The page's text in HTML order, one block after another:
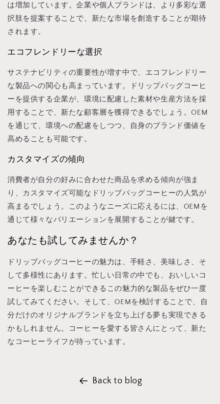
は増加しています。企業や個人ブランドは、より多彩な選
択肢を提案することで、新たな市場を創造することが期待
されます。
エコフレンドリーな選択
サステナビリティの重要性が増す中で、エコフレンドリー
な製品への関心も高まっています。ドリップバッグコーヒ
ーを提供する企業が、環境に配慮した素材や生産方法を採
用することで、新たな顧客層を獲得できるでしょう。OEM
を通じて、環境への配慮をしつつ、自身のブランド価値を
高めることも可能です。
カスタマイズの傾向
消費者が自分の好みに合わせた商品を求める傾向が強ま
り、カスタマイズ可能なドリップバッグコーヒーの人気が
高まるでしょう。このようなニーズに応えるには、OEMを
通じて様々なバリエーションを展開することが鍵です。
あなたも試してみませんか？
ドリップバッグコーヒーの魅力は、手軽さ、美味しさ、そ
して多様性にあります。忙しい日常の中でも、おいしいコ
ーヒーを楽しむことができるこの魅力的な製品をぜひ一度
試してみてください。そして、OEMを検討することで、自
分だけのオリジナルブランドを立ち上げる夢も実現できる
かもしれません。コーヒーを愛する皆さんにとって、新た
なコーヒーライフが待っています。
Back to blog